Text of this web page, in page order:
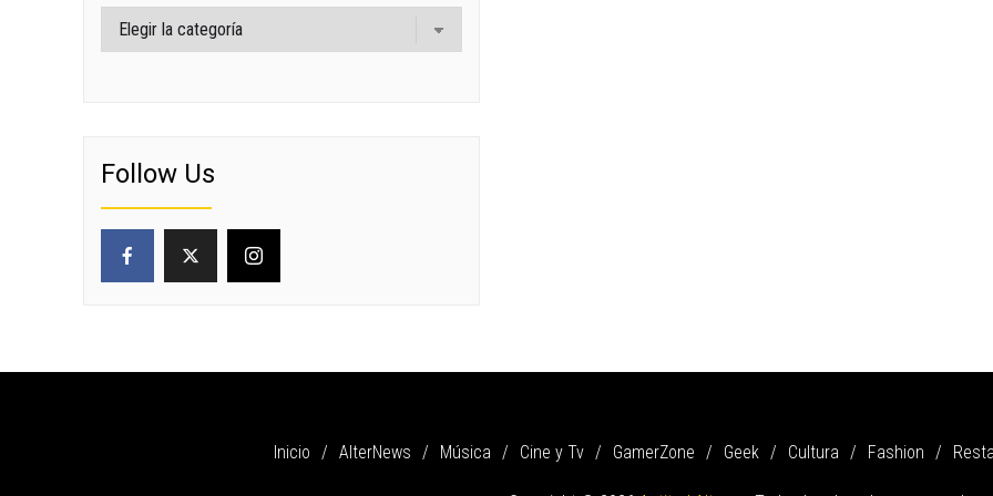
Categorías
Follow Us
Inicio AlterNews Música Cine y Tv GamerZone Geek Cultura Fashion